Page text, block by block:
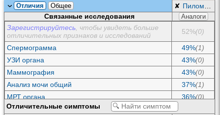
Отличия Общее ✘ Пиломатриксома
Связанные исследования
Аналоги
Зарегистрируйтесь , чтобы увидеть больше
отличительных признаков и исследований
52%(0)
Спермограмма 49%(1)
УЗИ органа
43%(0)
Маммография
43%(0)
Анализ мочи общий
37%(1)
МРТ органа
36%(0)
КТ органа
Отличительные симптомы